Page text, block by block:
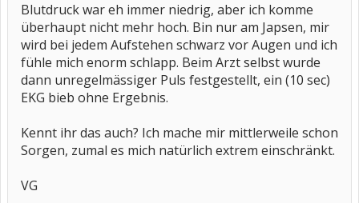
Blutdruck war eh immer niedrig, aber ich komme
überhaupt nicht mehr hoch. Bin nur am Japsen, mir
wird bei jedem Aufstehen schwarz vor Augen und ich
fühle mich enorm schlapp. Beim Arzt selbst wurde
dann unregelmässiger Puls festgestellt, ein (10 sec)
EKG bieb ohne Ergebnis.
Kennt ihr das auch? Ich mache mir mittlerweile schon
Sorgen, zumal es mich natürlich extrem einschränkt.
VG